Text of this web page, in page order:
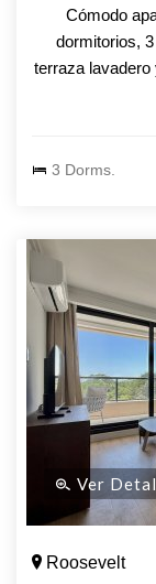
Cómodo
dormitorios,
terraza lavadero
3 Dorms.
Ver
Roosevelt